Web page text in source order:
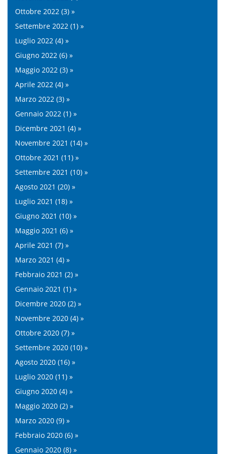
Ottobre 2022 (3) »
Settembre 2022 (1) »
Luglio 2022 (4) »
Giugno 2022 (6) »
Maggio 2022 (3) »
Aprile 2022 (4) »
Marzo 2022 (3) »
Gennaio 2022 (1) »
Dicembre 2021 (4) »
Novembre 2021 (14) »
Ottobre 2021 (11) »
Settembre 2021 (10) »
Agosto 2021 (20) »
Luglio 2021 (18) »
Giugno 2021 (10) »
Maggio 2021 (6) »
Aprile 2021 (7) »
Marzo 2021 (4) »
Febbraio 2021 (2) »
Gennaio 2021 (1) »
Dicembre 2020 (2) »
Novembre 2020 (4) »
Ottobre 2020 (7) »
Settembre 2020 (10) »
Agosto 2020 (16) »
Luglio 2020 (11) »
Giugno 2020 (4) »
Maggio 2020 (2) »
Marzo 2020 (9) »
Febbraio 2020 (6) »
Gennaio 2020 (8) »